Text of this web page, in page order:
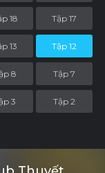
18 Tập 17
13 Tập 12
8 Tập 7
3 Tập 2